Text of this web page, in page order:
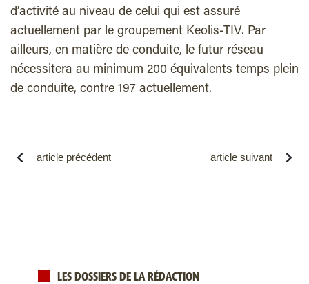
d’activité au niveau de celui qui est assuré
actuellement par le groupement Keolis-TIV. Par
ailleurs, en matière de conduite, le futur réseau
nécessitera au minimum 200 équivalents temps plein
de conduite, contre 197 actuellement.
article précédent article suivant
LES DOSSIERS DE LA RÉDACTION